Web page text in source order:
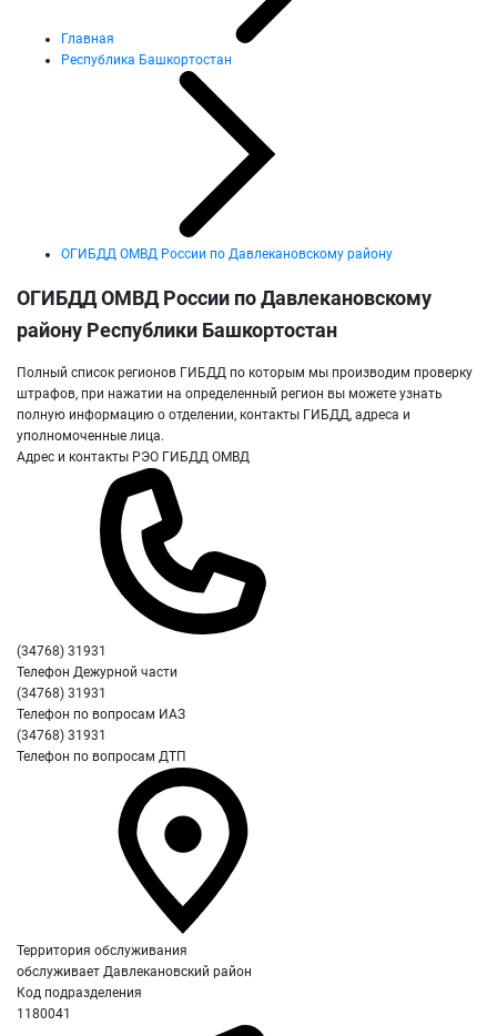
Главная
Республика Башкортостан
ОГИБДД ОМВД России по Давлекановскому району
ОГИБДД ОМВД России по Давлекановскому
району Республики Башкортостан
Полный список регионов ГИБДД по которым мы производим проверку
штрафов, при нажатии на определенный регион вы можете узнать
полную информацию о отделении, контакты ГИБДД, адреса и
уполномоченные лица.
Адрес и контакты РЭО ГИБДД ОМВД
(34768) 31931
Телефон Дежурной части
(34768) 31931
Телефон по вопросам ИАЗ
(34768) 31931
Телефон по вопросам ДТП
Территория обслуживания
обслуживает Давлекановский район
Код подразделения
1180041